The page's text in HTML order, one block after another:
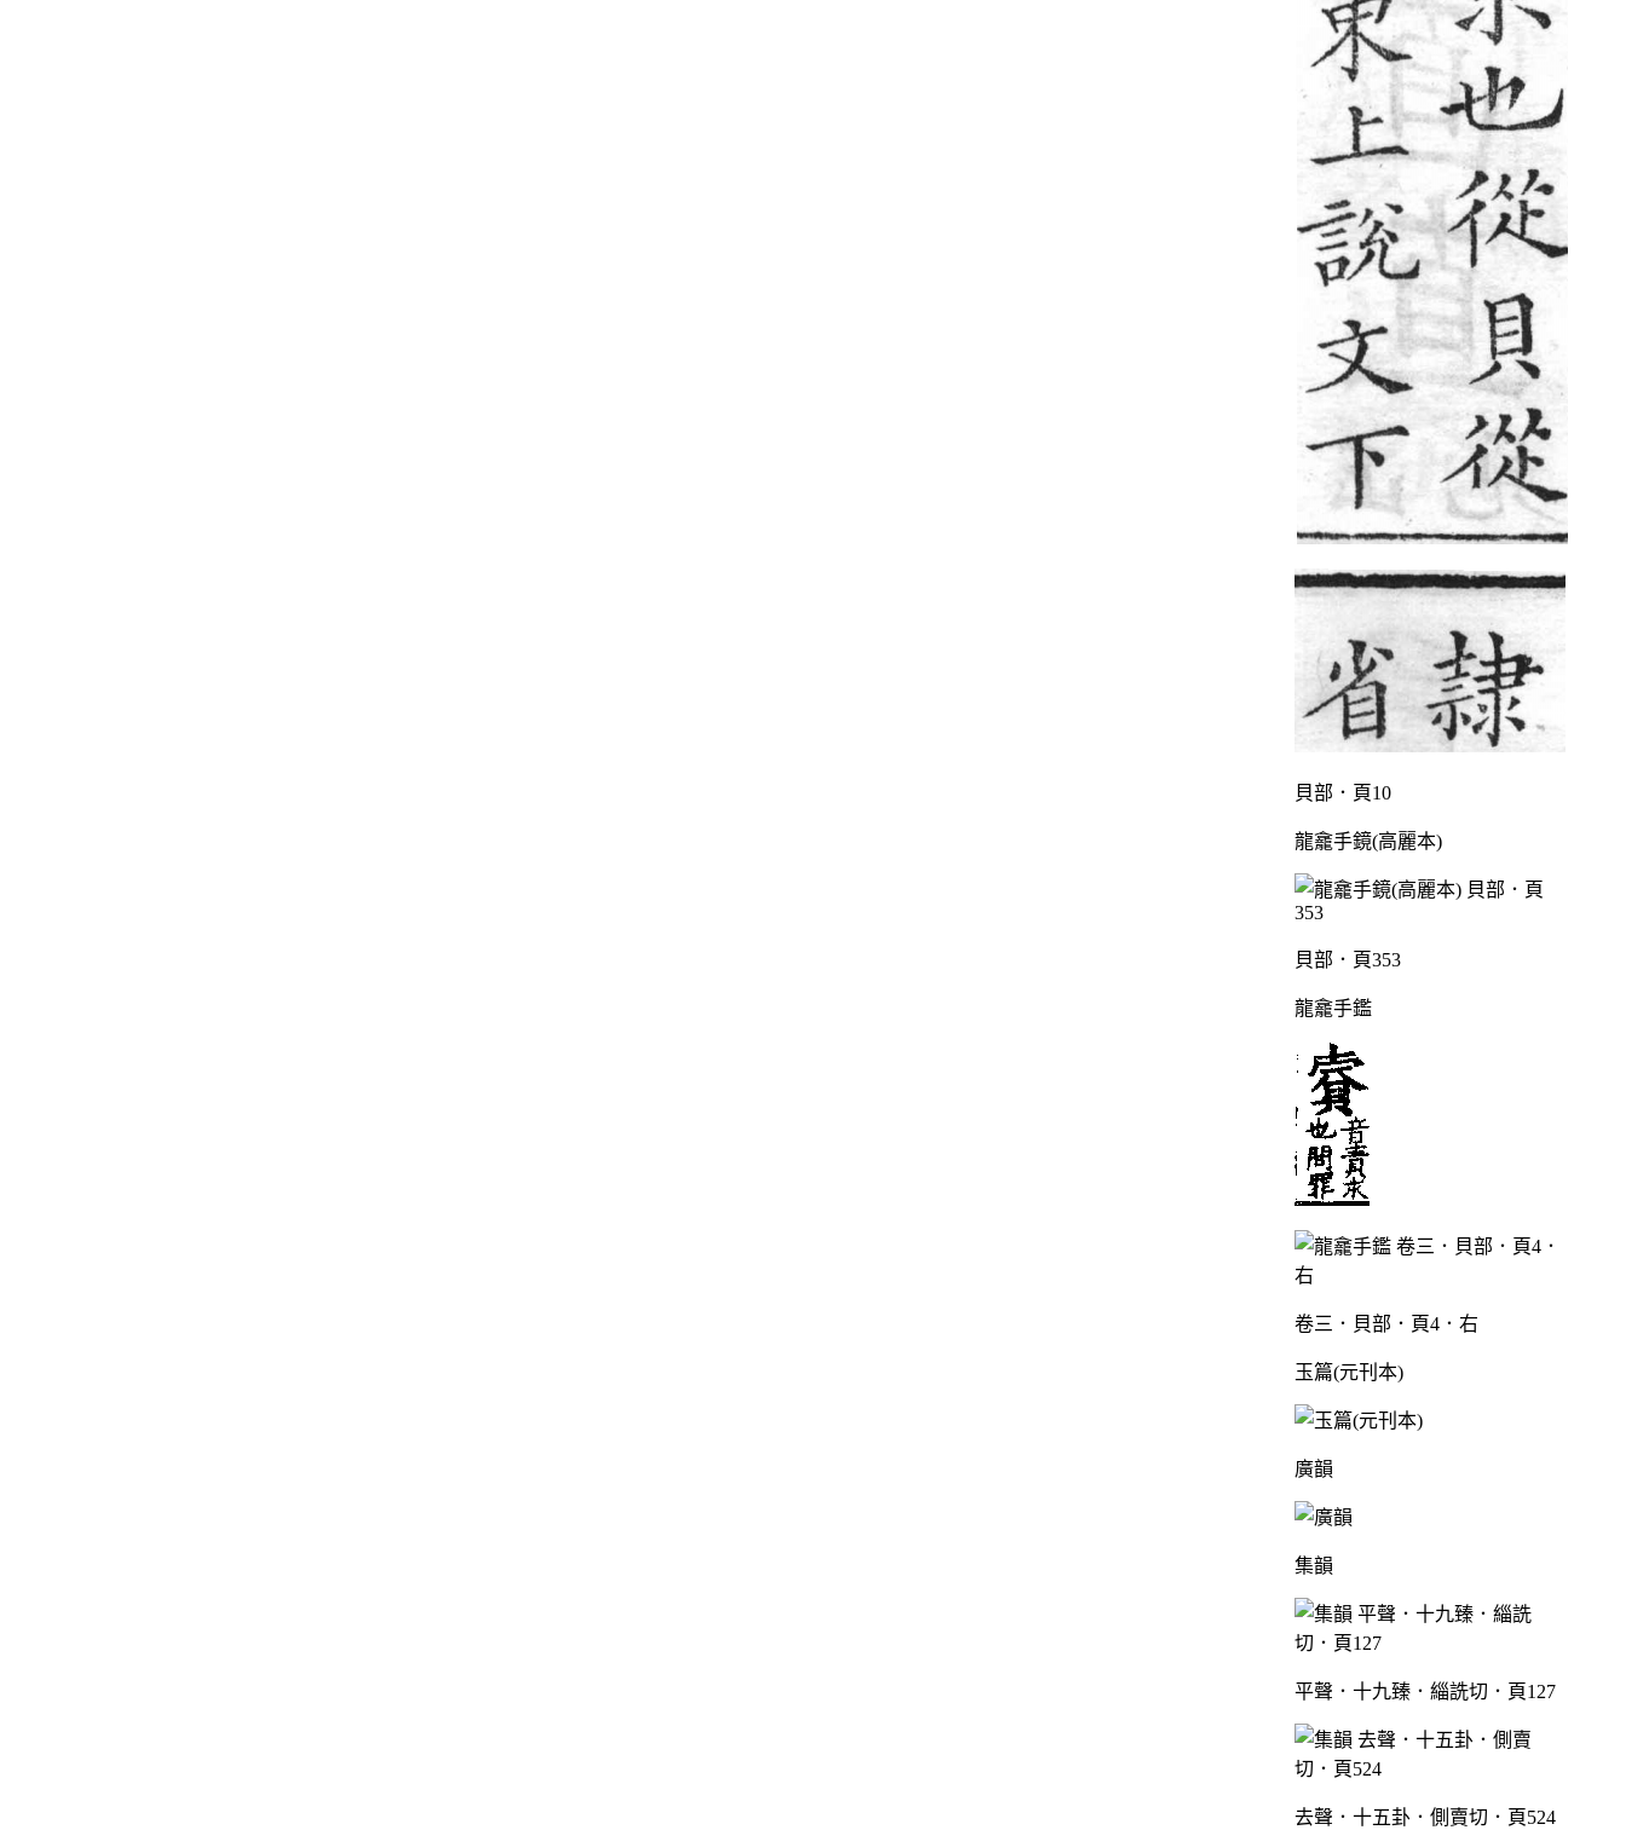
貝部．頁10
龍龕手鏡(高麗本)
貝部．頁353
龍龕手鑑
卷三．貝部．頁4．右
玉篇(元刊本)
廣韻
集韻
平聲．十九臻．緇詵切．頁127
去聲．十五卦．側賣切．頁524